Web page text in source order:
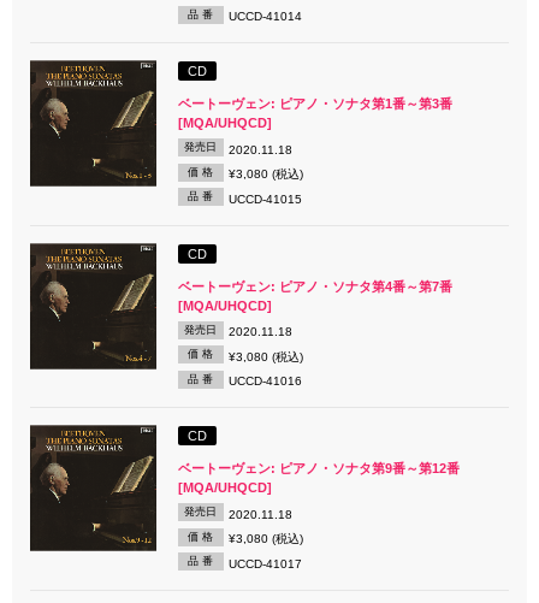
品 番 UCCD-41014
CD
ベートーヴェン: ピアノ・ソナタ第1番～第3番
[MQA/UHQCD]
発売日 2020.11.18
価 格 ¥3,080 (税込)
品 番 UCCD-41015
CD
ベートーヴェン: ピアノ・ソナタ第4番～第7番
[MQA/UHQCD]
発売日 2020.11.18
価 格 ¥3,080 (税込)
品 番 UCCD-41016
CD
ベートーヴェン: ピアノ・ソナタ第9番～第12番
[MQA/UHQCD]
発売日 2020.11.18
価 格 ¥3,080 (税込)
品 番 UCCD-41017